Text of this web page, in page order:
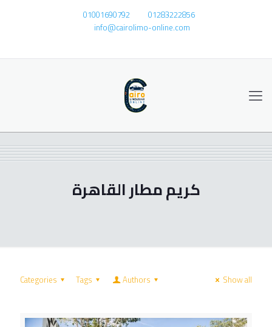
01001690792
01283222856
info@cairolimo-online.com
كريم مطار القاهرة
Categories Tags Authors Show all